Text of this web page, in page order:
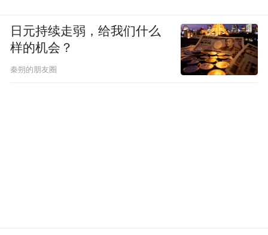
日元持续走弱，给我们什么
样的机会？
秦朔的朋友圈